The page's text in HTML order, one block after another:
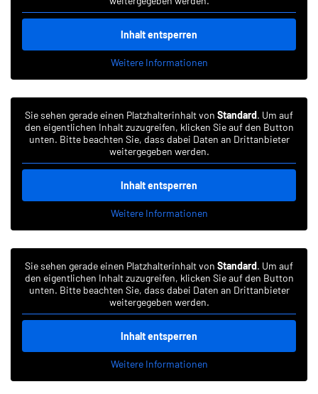
Inhalt entsperren
Weitere Informationen
Sie sehen gerade einen Platzhalterinhalt von Standard. Um auf
den eigentlichen Inhalt zuzugreifen, klicken Sie auf den Button
unten. Bitte beachten Sie, dass dabei Daten an Drittanbieter
weitergegeben werden.
Inhalt entsperren
Weitere Informationen
Sie sehen gerade einen Platzhalterinhalt von Standard. Um auf
den eigentlichen Inhalt zuzugreifen, klicken Sie auf den Button
unten. Bitte beachten Sie, dass dabei Daten an Drittanbieter
weitergegeben werden.
Inhalt entsperren
Weitere Informationen